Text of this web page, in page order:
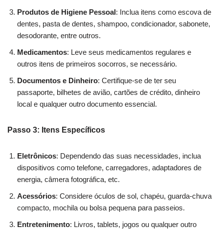
Produtos de Higiene Pessoal: Inclua itens como escova de
dentes, pasta de dentes, shampoo, condicionador, sabonete,
desodorante, entre outros.
Medicamentos: Leve seus medicamentos regulares e
outros itens de primeiros socorros, se necessário.
Documentos e Dinheiro: Certifique-se de ter seu
passaporte, bilhetes de avião, cartões de crédito, dinheiro
local e qualquer outro documento essencial.
Passo 3: Itens Específicos
Eletrônicos: Dependendo das suas necessidades, inclua
dispositivos como telefone, carregadores, adaptadores de
energia, câmera fotográfica, etc.
Acessórios: Considere óculos de sol, chapéu, guarda-chuva
compacto, mochila ou bolsa pequena para passeios.
Entretenimento: Livros, tablets, jogos ou qualquer outro